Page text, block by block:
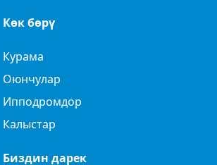
Көк бөрү
Курама
Оюнчулар
Ипподромдор
Калыстар
Биздин дарек